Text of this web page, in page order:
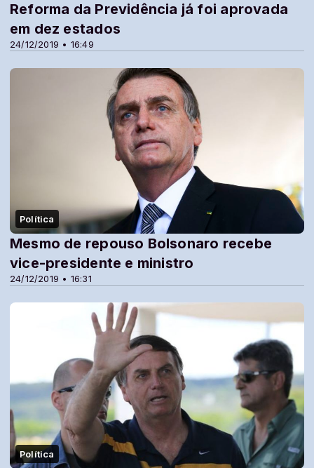
24/12/2019 • 16:49
Reforma da Previdência já foi aprovada
em dez estados
Política
24/12/2019 • 16:31
Mesmo de repouso Bolsonaro recebe
vice-presidente e ministro
Política